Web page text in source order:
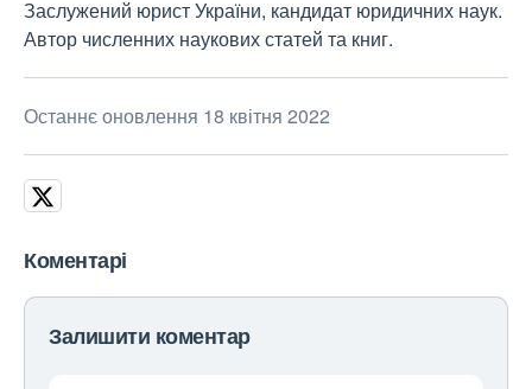
Заслужений юрист України, кандидат юридичних наук.
Автор численних наукових статей та книг.
Останнє оновлення 18 квітня 2022
Коментарі
Залишити коментар